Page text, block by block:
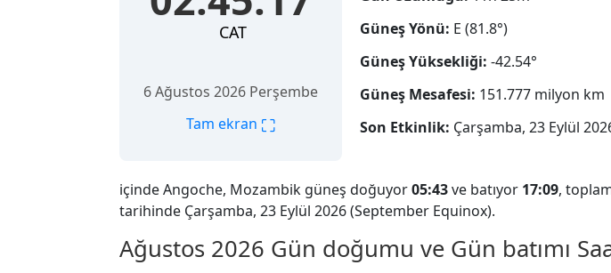
CAT
6 Ağustos 2026 Perşembe
Tam ekran ⛶
Güneş Yönü: E (81.8°)
Güneş Yüksekliği: -42.54°
Güneş Mesafesi: 151.777 milyon km
Son Etkinlik: Çarşamba, 23 Eylül
içinde Angoche, Mozambik güneş doğuyor05:43ve batıyor 17:09,
tarihinde Çarşamba, 23 Eylül 2026 (September Equinox).
Ağustos 2026 Gün doğumu ve Gün batımı